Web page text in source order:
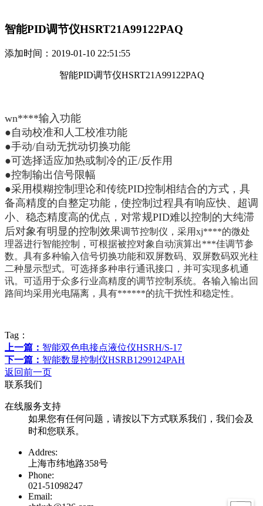
智能PID调节仪HSRT21A99122PAQ
添加时间：2019-01-10 22:51:55
智能PID调节仪HSRT21A99122PAQ
wn****输入功能
●自动校准和人工校准功能
●手动/自动无扰动切换功能
●可选择适应加热或制冷的正/反作用
●控制输出信号限幅
●采用模糊控制理论和传统PID控制相结合的方式，具
备高精度的自整定功能，使控制过程具有响应快、超调
小、稳态精度高的优点，对常规PID难以控制的大纯滞
后对象有明显的控制效果调节控制仪，采用xj****的微处
理器进行智能控制，可根据被控对象自动演算出***佳调节参
数。具有多种输入信号切换功能和双屏数码、双屏数码双光柱
二种显示型式。可选择多种串行通讯接口，并可实现多机通
讯。可适用于众多行业高精度的调节控制系统。各输入输出回
路间均采用光电隔离，具有******的抗干扰性和稳定性。
Tag：
上一篇： 智能双色电接点液位仪HSRH/S-17
下一篇： 智能数显控制仪HSRB1299124PAH
返回前一页
联系我们
在线服务支持
如果您有任何问题，请按以下方式联系我们，我们会及
时和您联系。
Addres:
上海市纬地路358号
Phone:
021-51098247
Email: